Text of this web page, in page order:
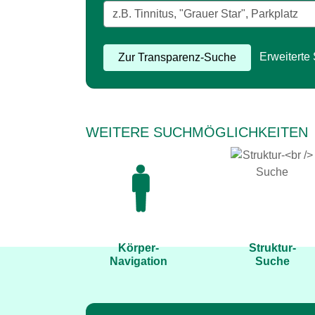
Zur Transparenz-Suche Erweiterte
WEITERE SUCHMÖGLICHKEITEN
Körper-
Navigation
Krankheiten mit der
Körpergrafik
Zur Körper-
Struktur-
Suche
Suche nach
bestimmten
Zur Struktur-